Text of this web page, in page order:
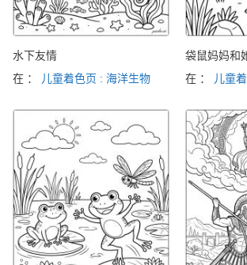
水下友情
在 ：
儿童着色页 : 海洋生物
袋鼠妈妈和
在 ：
儿童